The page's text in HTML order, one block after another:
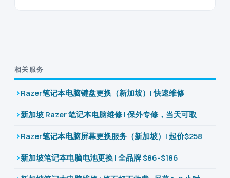
相关服务
Razer笔记本电脑键盘更换（新加坡）| 快速维修
新加坡 Razer 笔记本电脑维修 | 保外专修，当天可取
Razer笔记本电脑屏幕更换服务（新加坡）| 起价$258
新加坡笔记本电脑电池更换 | 全品牌 $86-$186